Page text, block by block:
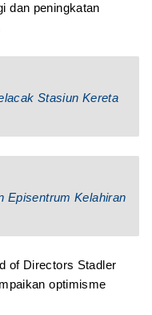
dan peningkatan
Stasiun Kereta
Episentrum Kelahiran
of Directors Stadler
optimisme